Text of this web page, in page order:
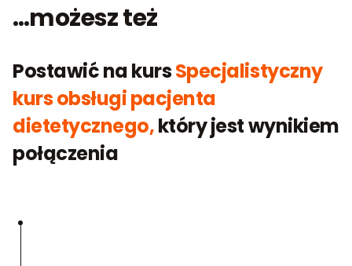
…możesz też
Postawić na kursSpecjalistyczny
kurs obsługi pacjenta
dietetycznego,który jest wynikiem
połączenia